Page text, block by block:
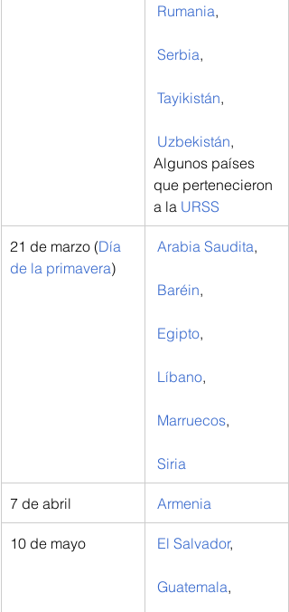
Rumania,
Serbia,
Tayikistán,
Uzbekistán,
Algunos países
que pertenecieron
a la URSS
21 de marzo (Día
de la primavera)
Arabia Saudita,
Baréin,
Egipto,
Líbano,
Marruecos,
Siria
7 de abril Armenia
10 de mayo El Salvador,
Guatemala,